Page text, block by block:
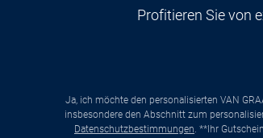
Profitieren Sie von
Ja, ich möchte den personalisierten VAN
insbesondere den Abschnitt zum
Datenschutzbestimmungen . **Ihr